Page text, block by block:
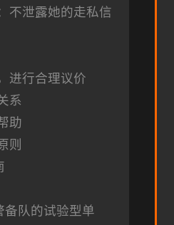
不泄露她的走私信
进行合理议价
系
助
则
备队的试验型单